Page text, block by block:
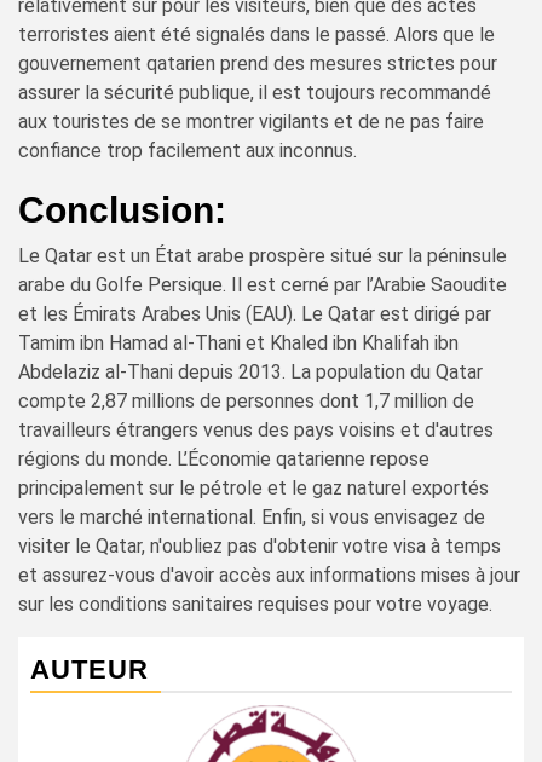
relativement sûr pour les visiteurs, bien que des actes
terroristes aient été signalés dans le passé. Alors que le
gouvernement qatarien prend des mesures strictes pour
assurer la sécurité publique, il est toujours recommandé
aux touristes de se montrer vigilants et de ne pas faire
confiance trop facilement aux inconnus.
Conclusion:
Le Qatar est un État arabe prospère situé sur la péninsule
arabe du Golfe Persique. Il est cerné par l’Arabie Saoudite
et les Émirats Arabes Unis (EAU). Le Qatar est dirigé par
Tamim ibn Hamad al-Thani et Khaled ibn Khalifah ibn
Abdelaziz al-Thani depuis 2013. La population du Qatar
compte 2,87 millions de personnes dont 1,7 million de
travailleurs étrangers venus des pays voisins et d'autres
régions du monde. L’Économie qatarienne repose
principalement sur le pétrole et le gaz naturel exportés
vers le marché international. Enfin, si vous envisagez de
visiter le Qatar, n'oubliez pas d'obtenir votre visa à temps
et assurez-vous d'avoir accès aux informations mises à jour
sur les conditions sanitaires requises pour votre voyage.
AUTEUR